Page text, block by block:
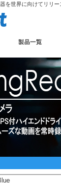
を世界に向けてリリ